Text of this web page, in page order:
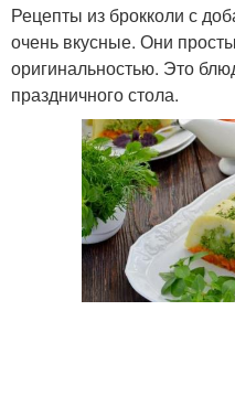
Рецепты из брокколи с
очень вкусные. Они
оригинальностью. Это
праздничного стола.